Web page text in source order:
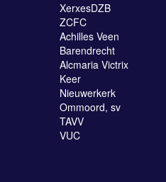
XerxesDZB
ZCFC
Achilles Veen
Barendrecht
Alcmaria Victrix
Keer
Nieuwerkerk
Ommoord, sv
TAVV
VUC